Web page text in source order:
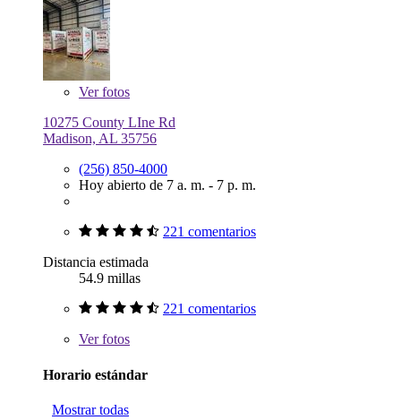
Verfotos
10275 County LIne Rd
Madison, AL 35756
(256) 850-4000
Hoy abierto de 7 a. m. - 7 p. m.
221 comentarios
Distancia estimada
54.9 millas
221 comentarios
Verfotos
Horario estándar
Mostrar todas